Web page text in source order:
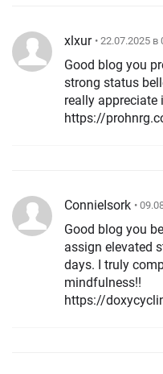
xlxur • 22.07.2025 в
Good blog you
strong status
really appreciate
https://
ConnieIsork •
Good blog you
assign elevated
days. I truly
mindfulness!!
https://